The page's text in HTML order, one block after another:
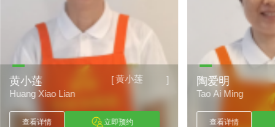
[陶爱明 ]
陶爱明
Tao Ai Ming
查看详情 立即预约
赖小丽
Lai Xiao Li
查看详情